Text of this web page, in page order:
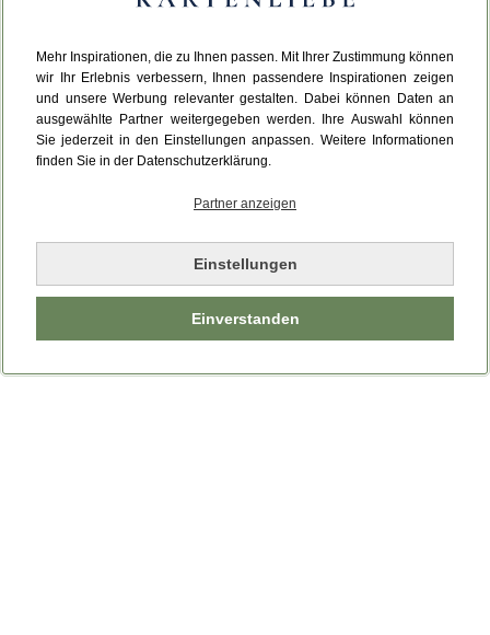
Mehr Inspirationen, die zu Ihnen passen. Mit Ihrer Zustimmung können
wir Ihr Erlebnis verbessern, Ihnen passendere Inspirationen zeigen
und unsere Werbung relevanter gestalten. Dabei können Daten an
ausgewählte Partner weitergegeben werden. Ihre Auswahl können
Sie jederzeit in den Einstellungen anpassen. Weitere Informationen
finden Sie in der Datenschutzerklärung.
Partner anzeigen
Einstellungen
Einverstanden
Da ist etwas schiefgelaufen.
Leider ist ein technischer Fehler aufgetreten.
Bitte laden Sie die Seite neu.